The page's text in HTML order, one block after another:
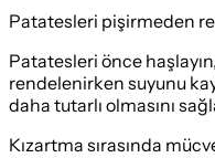
Patatesleri pişirmeden
Patatesleri önce
rendelenirken suyunu
daha tutarlı olmasını
Kızartma sırasında